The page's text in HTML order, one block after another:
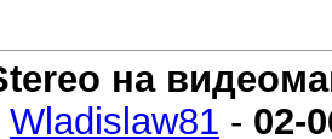
на
Wladislaw81 - 02-